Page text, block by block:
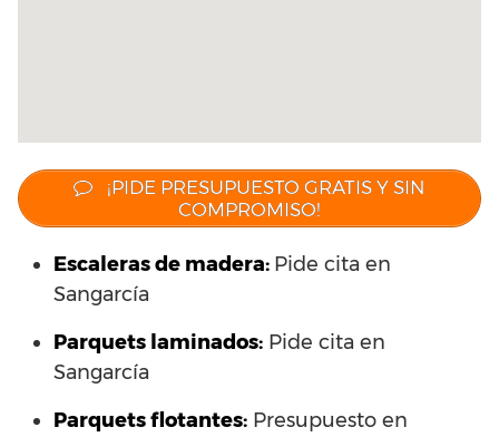
¡PIDE PRESUPUESTO GRATIS Y SIN
COMPROMISO!
Escaleras de madera: Pide cita en
Sangarcía
Parquets laminados: Pide cita en
Sangarcía
Parquets flotantes: Presupuesto en